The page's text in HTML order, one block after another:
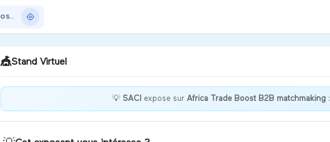
🎪Stand Virtuel
💡 SACI expose sur Africa Trade Boost B2B matchmaking: